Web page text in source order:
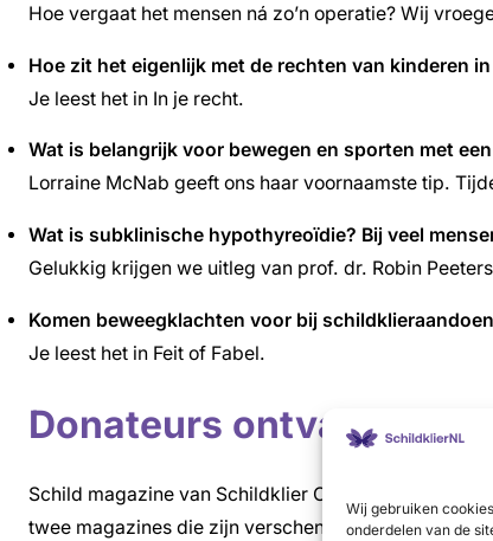
Wij gebruiken
onderdelen van de
Hoe vergaat het mensen ná zo’n operatie? Wij
Hoe zit het eigenlijk met de rechten van kinderen
Je leest het in In je recht.
Wat is belangrijk voor bewegen en sporten met
Lorraine McNab geeft ons haar voornaamste tip.
Wat is subklinische hypothyreoïdie? Bij veel
Gelukkig krijgen we uitleg van prof. dr. Robin
Komen beweegklachten voor bij
Je leest het in Feit of Fabel.
Donateurs ontvangen
Schild magazine van Schildklier Organisatie
twee magazines die zijn verschenen. Voor 2021 is